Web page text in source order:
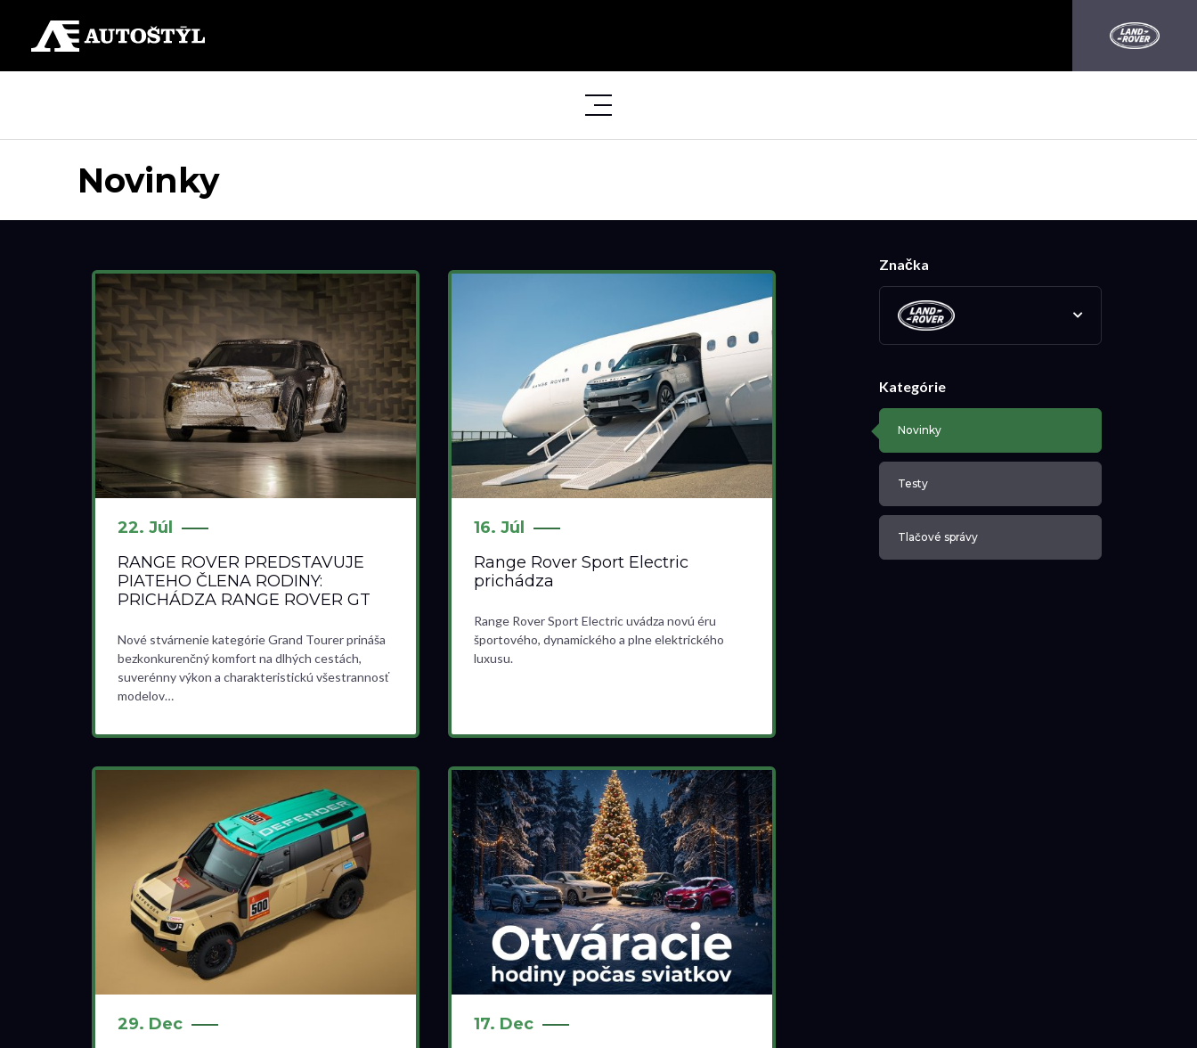
Novinky
Značka
Kategórie
Novinky
Testy
Tlačové správy
22. Júl
RANGE ROVER PREDSTAVUJE
PIATEHO ČLENA RODINY:
PRICHÁDZA RANGE ROVER GT
Nové stvárnenie kategórie Grand Tourer prináša
bezkonkurenčný komfort na dlhých cestách,
suverénny výkon a charakteristickú všestrannosť
modelov…
16. Júl
Range Rover Sport Electric
prichádza
Range Rover Sport Electric uvádza novú éru
športového, dynamického a plne elektrického
luxusu.
29. Dec
17. Dec